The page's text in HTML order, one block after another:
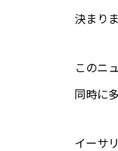
決まり
このニ
同時に
イーサ